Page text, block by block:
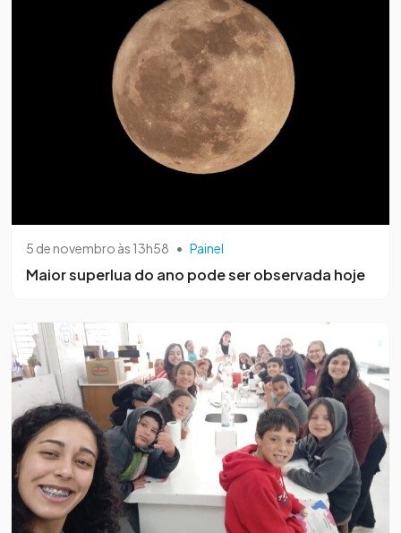
5 de novembro às 13h58 • Painel
Maior superlua do ano pode ser observada hoje